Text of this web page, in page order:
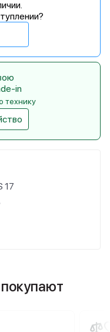
17
in
технику